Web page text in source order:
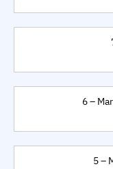
6 –
5 –